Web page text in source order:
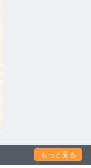
もっと見る